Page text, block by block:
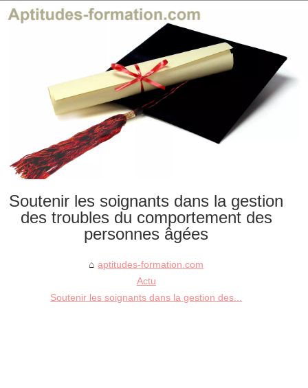
Soutenir les soignants dans la gestion
des troubles du comportement des
personnes âgées
aptitudes-formation.com
Actu
Soutenir les soignants dans la gestion des...